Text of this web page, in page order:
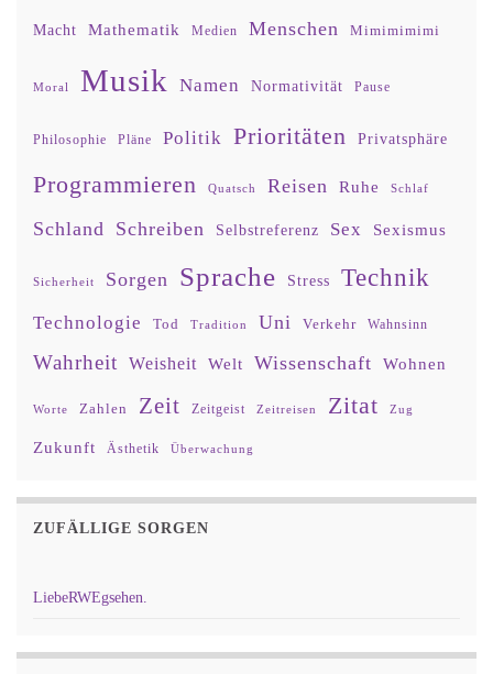
Macht Mathematik Medien Menschen Mimimimimi
Moral Musik Namen Normativität Pause
Philosophie Pläne Politik Prioritäten Privatsphäre
Programmieren Quatsch Reisen Ruhe Schlaf
Schland Schreiben Selbstreferenz Sex Sexismus
Sicherheit Sorgen Sprache Stress Technik
Technologie Tod Tradition Uni Verkehr Wahnsinn
Wahrheit Weisheit Welt Wissenschaft Wohnen
Worte Zahlen Zeit Zeitgeist Zeitreisen Zitat Zug
Zukunft Ästhetik Überwachung
ZUFÄLLIGE SORGEN
LiebeRWEgsehen.